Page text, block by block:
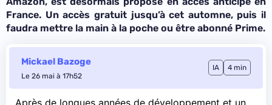
France. Un accès gratuit jusqu’à cet automne, puis il
faudra mettre la main à la poche ou être abonné Prime.
Mickael Bazoge
Le 26 mai à 17h52
IA 4 min
Après de longues années de développement et un